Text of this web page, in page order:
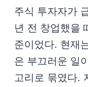
주식 투자자가
년 전 창업했을
준이었다. 현재
은 부끄러운 일
고리로 묶였다.